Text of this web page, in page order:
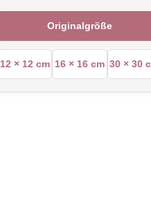
Originalgröße
12 × 12 cm 16 × 16 cm 30 × 30